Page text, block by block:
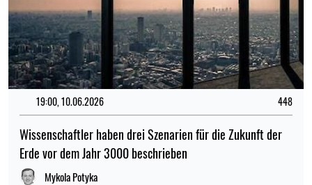
19:00, 10.06.2026 448
Wissenschaftler haben drei Szenarien für die Zukunft der
Erde vor dem Jahr 3000 beschrieben
Mykola Potyka